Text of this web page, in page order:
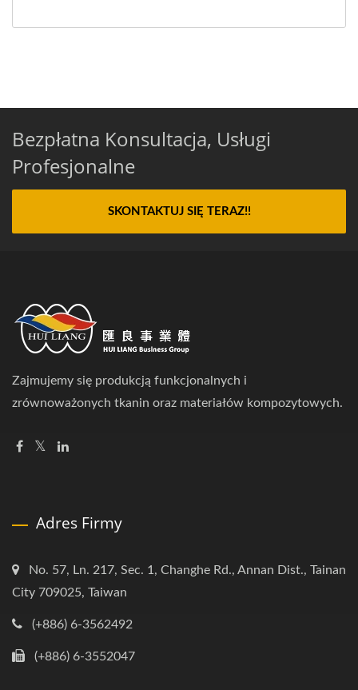
Bezpłatna Konsultacja, Usługi
Profesjonalne
SKONTAKTUJ SIĘ TERAZ!!
Zajmujemy się produkcją funkcjonalnych i
zrównoważonych tkanin oraz materiałów kompozytowych.
Adres Firmy
No. 57, Ln. 217, Sec. 1, Changhe Rd., Annan Dist., Tainan
City 709025, Taiwan
(+886) 6-3562492
(+886) 6-3552047